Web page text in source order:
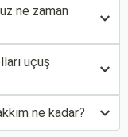
ne zaman
uçuş
ne kadar?